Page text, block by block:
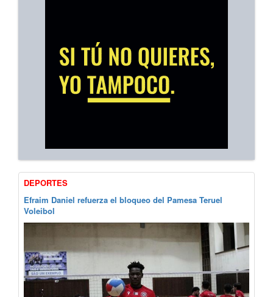
DEPORTES
Efraim Daniel refuerza el bloqueo del Pamesa Teruel
Voleibol